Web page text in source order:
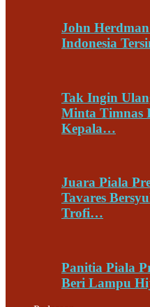
John
Indonesia
Tak Ingin
Minta Timnas
Kepala…
Juara Piala
Tavares
Trofi…
Panitia Piala
Beri Lampu